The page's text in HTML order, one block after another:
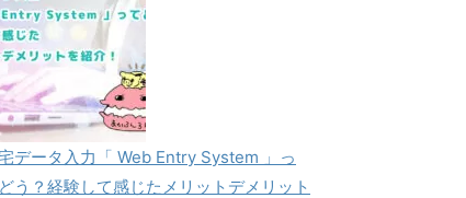
データ入力「 Web Entry System 」っ
う？経験して感じたメリットデメリット